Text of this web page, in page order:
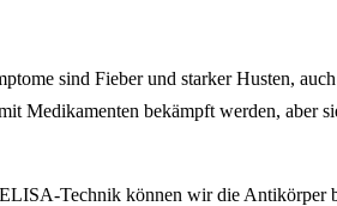
sind Fieber und starker Husten,
Medikamenten bekämpft werden, aber
Technik können wir die